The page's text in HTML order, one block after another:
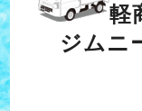
軽
ジムニ